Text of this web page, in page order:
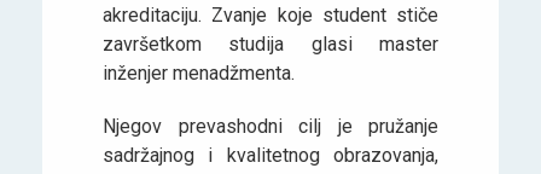
akreditaciju. Zvanje koje student stiče
završetkom studija glasi master
inženjer menadžmenta.
Njegov prevashodni cilj je pružanje
sadržajnog i kvalitetnog obrazovanja,